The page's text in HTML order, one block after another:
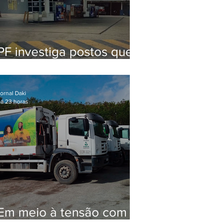
investiga postos que
de secretário
em 2020
meio à tensão com
Daki
23 horas